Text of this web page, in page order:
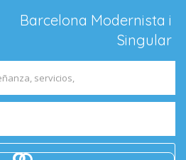
Barcelona Modernista i
Singular